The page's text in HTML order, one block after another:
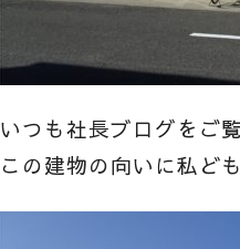
いつも社長ブログをご
この建物の向いに私ど